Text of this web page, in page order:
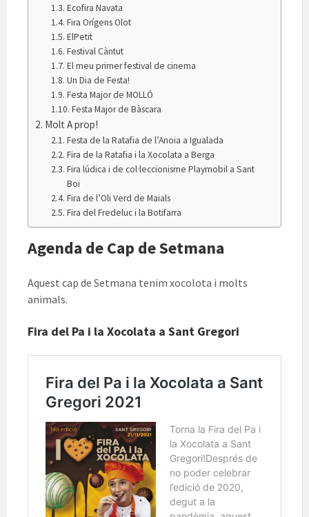
Ecofira Navata
Fira Orígens Olot
ElPetit
Festival Càntut
El meu primer festival de cinema
Un Dia de Festa!
Festa Major de MOLLÓ
Festa Major de Bàscara
Molt A prop!
Festa de la Ratafia de l’Anoia a Igualada
Fira de la Ratafia i la Xocolata a Berga
Fira lúdica i de col·leccionisme Playmobil a Sant
Boi
Fira de l’Oli Verd de Maials
Fira del Fredeluc i la Botifarra
Agenda de Cap de Setmana
Aquest cap de Setmana tenim xocolota i molts
animals.
Fira del Pa i la Xocolata a Sant Gregori